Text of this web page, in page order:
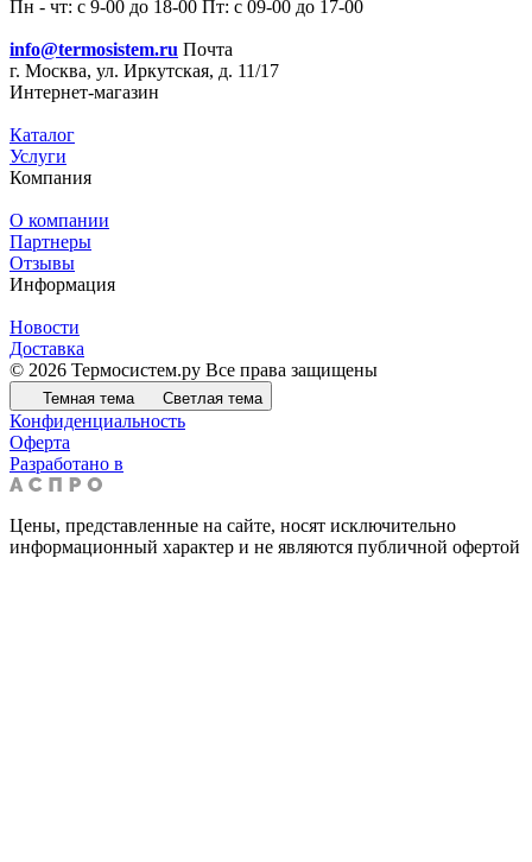
Пн - чт: с 9-00 до 18-00 Пт: с 09-00 до 17-00
info@termosistem.ru Почта
г. Москва, ул. Иркутская, д. 11/17
Интернет-магазин
Каталог
Услуги
Компания
О компании
Партнеры
Отзывы
Информация
Новости
Доставка
© 2026 Термосистем.ру Все права защищены
Темная тема Светлая тема
Конфиденциальность
Оферта
Разработано в
Цены, представленные на сайте, носят исключительно
информационный характер и не являются публичной офертой